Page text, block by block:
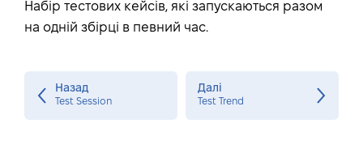
Набір тестових кейсів, які запускаються разом
на одній збірці в певний час.
Назад
Test Session
Далі
Test Trend